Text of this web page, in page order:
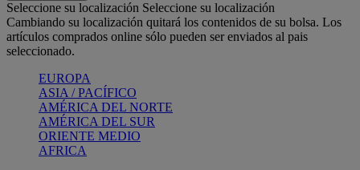
Seleccione su localización Seleccione su localización
Cambiando su localización quitará los contenidos de su bolsa. Los
artículos comprados online sólo pueden ser enviados al pais
seleccionado.
EUROPA
ASIA / PACÍFICO
AMÉRICA DEL NORTE
AMÉRICA DEL SUR
ORIENTE MEDIO
AFRICA